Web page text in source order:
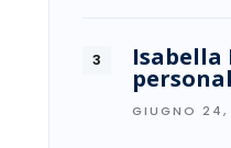
Isabella
GIUGNO